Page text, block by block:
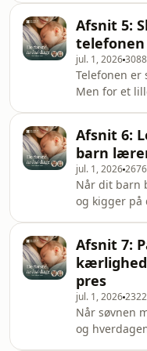
det
former
opgave,
om.Imran
Hansen taler
biologisk
kontakt,
Ikke
gennem én
fødsl
Afsnit 5:
jul. 1, 20263088
Telefonen
Men for et
afsnit
Hansen
når
flytter vores
barnet. Ikke
for at gøre
mange små
Afsnit 6:
barn
jul. 1, 20262676
Når dit barn
og kigger på
om.Imran
Hansen taler
noget, der
mellem barn
handler ikke
Afsnit 7:
pres
jul. 1, 20262322
Når søvnen
og